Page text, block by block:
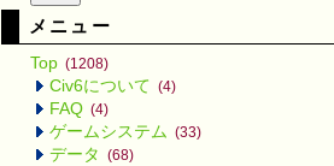
メニュー
Top (1208)
Civ6について (4)
FAQ (4)
ゲームシステム (33)
データ (68)